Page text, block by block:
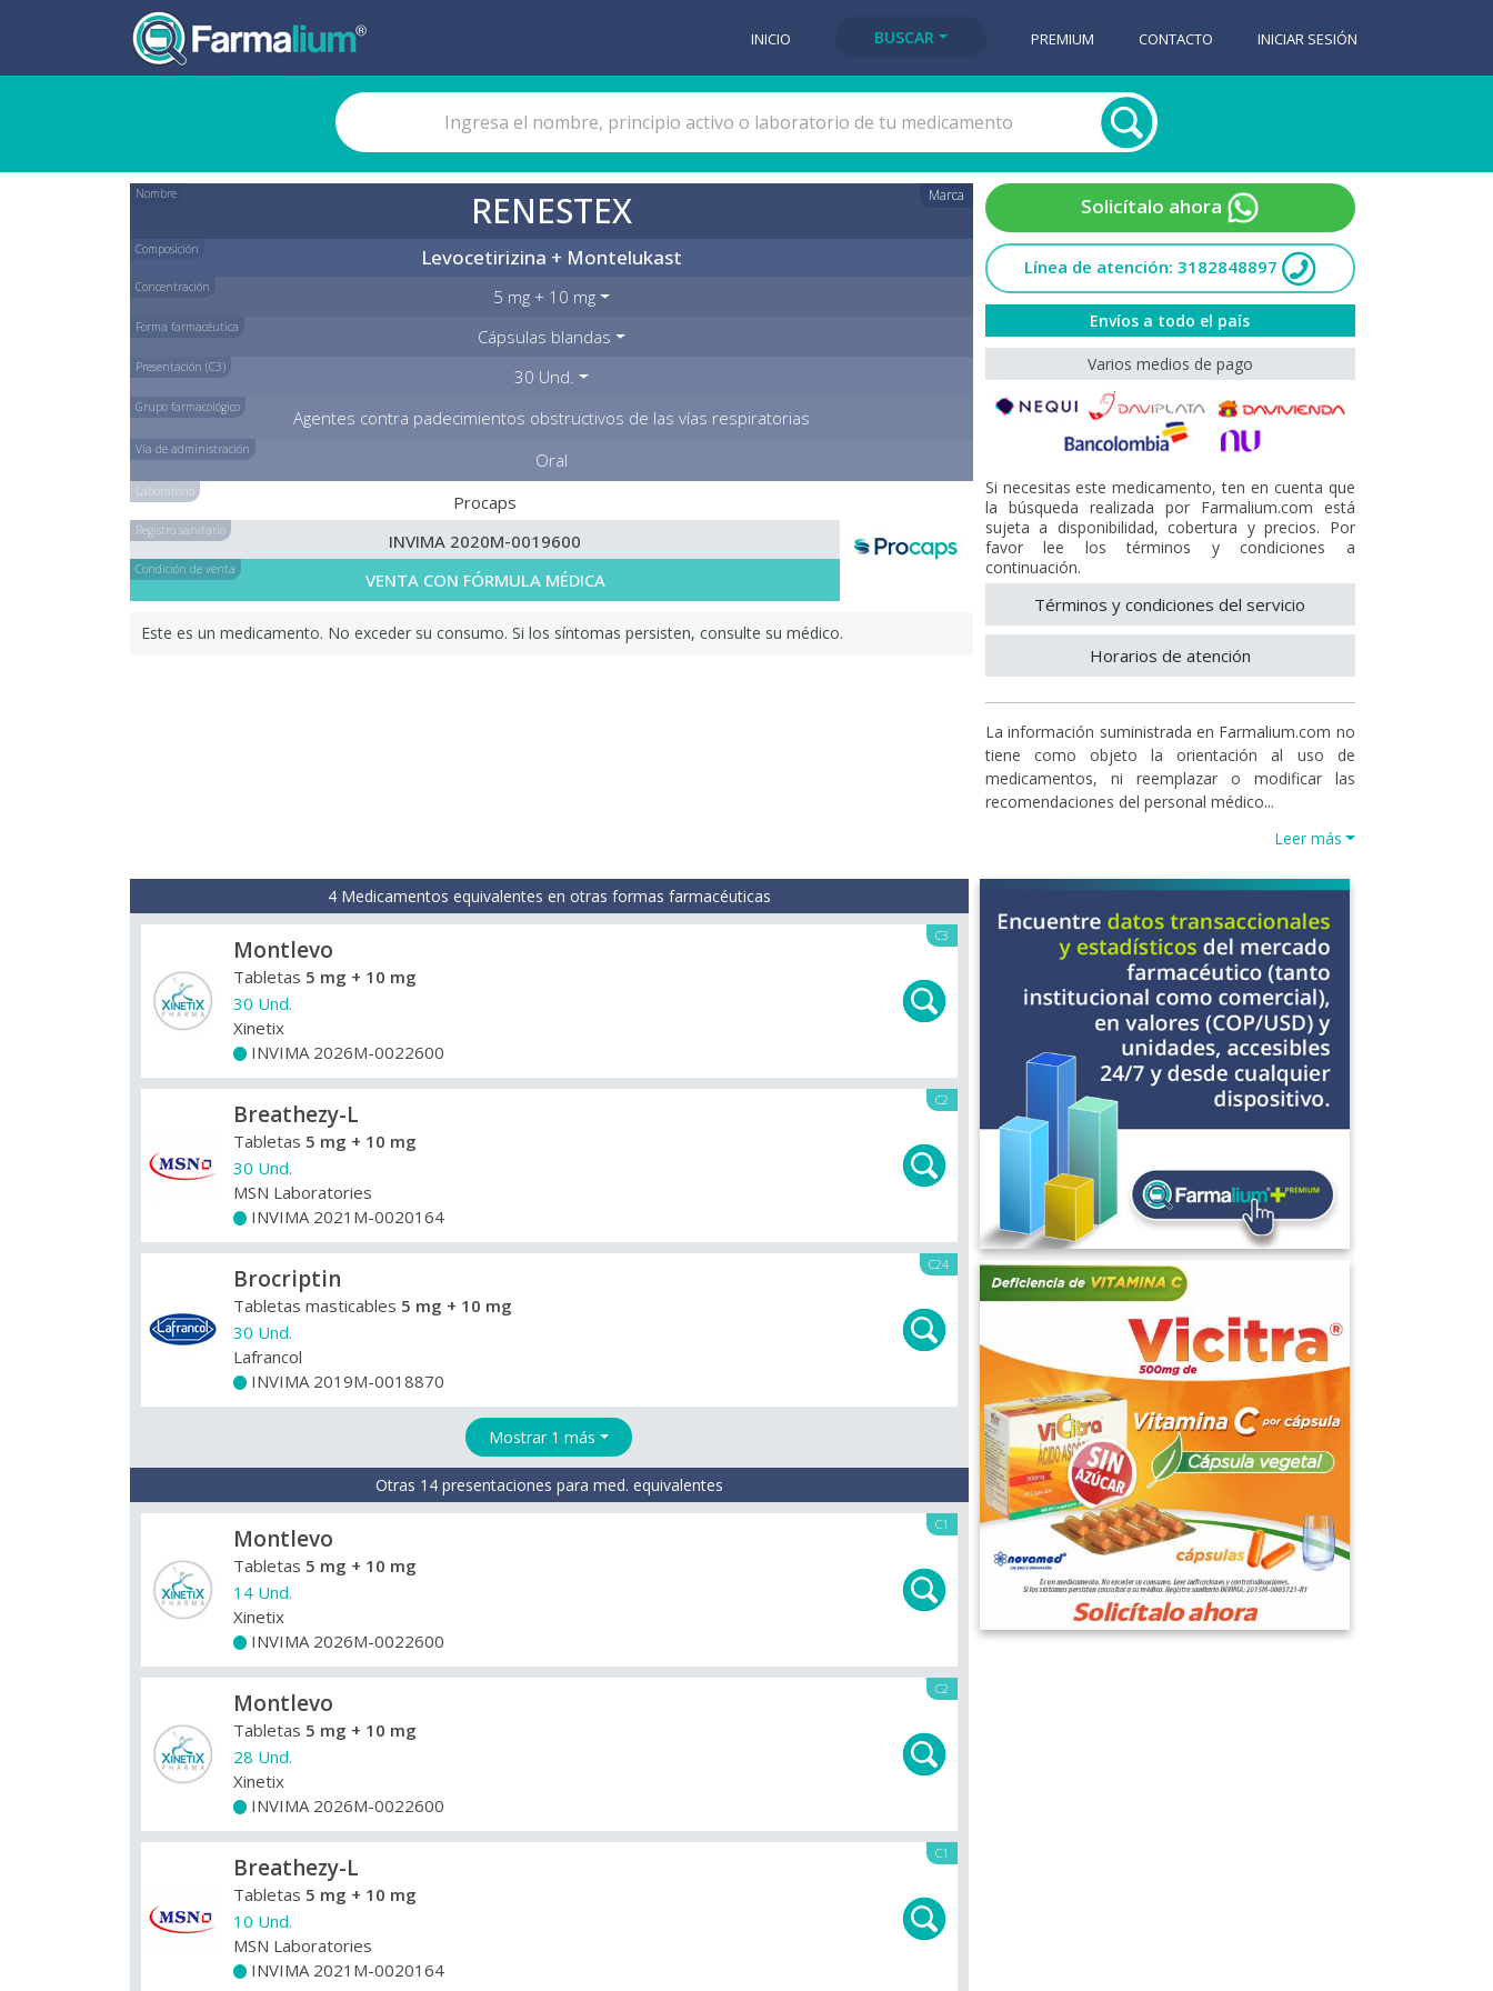
INICIO BUSCAR PREMIUM CONTACTO INICIAR SESIÓN
Nombre Marca
RENESTEX
Composición Levocetirizina + Montelukast
Concentración 5 mg + 10 mg
Forma farmacéutica Cápsulas blandas
Presentación (C3) 30 Und.
Grupo farmacológico Agentes contra padecimientos obstructivos de las vías respiratorias
Vía de administración Oral
Laboratorio Procaps
Registro sanitario INVIMA 2020M-0019600
Condición de venta VENTA CON FÓRMULA MÉDICA
Este es un medicamento. No exceder su consumo. Si los síntomas persisten, consulte su médico.
Solicítalo ahora
Línea de atención: 3182848897
Envíos a todo el país
Varios medios de pago
Si necesitas este medicamento, ten en cuenta que
la búsqueda realizada por Farmalium.com está
sujeta a disponibilidad, cobertura y precios. Por
favor lee los términos y condiciones a
continuación.
Términos y condiciones del servicio
Horarios de atención
La información suministrada en Farmalium.com no
tiene como objeto la orientación al uso de
medicamentos, ni reemplazar o modificar las
recomendaciones del personal médico...
Leer más
4 Medicamentos equivalentes en otras formas farmacéuticas
C3
Montlevo
Tabletas 5 mg + 10 mg
30 Und.
Xinetix
INVIMA 2026M-0022600
C2
Breathezy-L
Tabletas 5 mg + 10 mg
30 Und.
MSN Laboratories
INVIMA 2021M-0020164
C24
Brocriptin
Tabletas masticables 5 mg + 10 mg
30 Und.
Lafrancol
INVIMA 2019M-0018870
Mostrar 1 más
Otras 14 presentaciones para med. equivalentes
C1
Montlevo
Tabletas 5 mg + 10 mg
14 Und.
Xinetix
INVIMA 2026M-0022600
C2
Montlevo
Tabletas 5 mg + 10 mg
28 Und.
Xinetix
INVIMA 2026M-0022600
C1
Breathezy-L
Tabletas 5 mg + 10 mg
10 Und.
MSN Laboratories
INVIMA 2021M-0020164